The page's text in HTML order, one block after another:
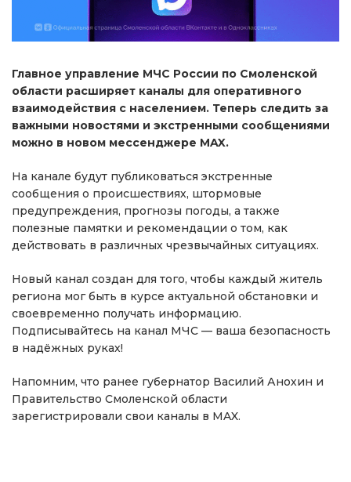
Главное управление МЧС России по Смоленской
области расширяет каналы для оперативного
взаимодействия с населением. Теперь следить за
важными новостями и экстренными сообщениями
можно в новом мессенджере MAX.
На канале будут публиковаться экстренные
сообщения о происшествиях, штормовые
предупреждения, прогнозы погоды, а также
полезные памятки и рекомендации о том, как
действовать в различных чрезвычайных ситуациях.
Новый канал создан для того, чтобы каждый житель
региона мог быть в курсе актуальной обстановки и
своевременно получать информацию.
Подписывайтесь на канал МЧС — ваша безопасность
в надёжных руках!
Напомним, что ранее губернатор Василий Анохин и
Правительство Смоленской области
зарегистрировали свои каналы в MAX.